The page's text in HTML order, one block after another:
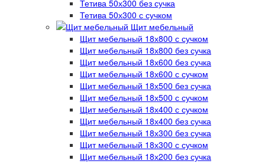
Тетива 50х300 без сучка
Тетива 50х300 с сучком
Щит мебельный
Щит мебельный 18х800 с сучком
Щит мебельный 18х800 без сучка
Щит мебельный 18х600 без сучка
Щит мебельный 18х600 с сучком
Щит мебельный 18х500 без сучка
Щит мебельный 18х500 с сучком
Щит мебельный 18х400 с сучком
Щит мебельный 18х400 без сучка
Щит мебельный 18х300 без сучка
Щит мебельный 18х300 с сучком
Щит мебельный 18х200 без сучка